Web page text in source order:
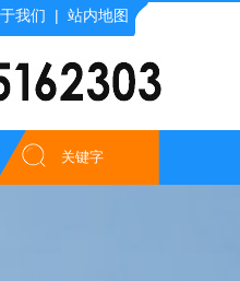
我们 | 站内地图